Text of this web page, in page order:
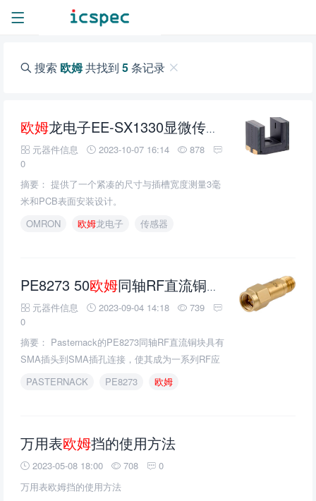
搜索 欧姆共找到 5条记录
欧姆龙电子EE-SX1330显微传感器的介绍、特性、及应用
元器件信息 2023-10-07 16:14
878
0
摘要： 提供了一个紧凑的尺寸与插槽宽度测量3毫
米和PCB表面安装设计。
OMRON
欧姆龙电子 传感器
PE8273 50欧姆同轴RF直流铜制块的介绍、特性、及应用
元器件信息 2023-09-04 14:18
739
0
摘要： Pasternack的PE8273同轴RF直流铜块具有
SMA插头到SMA插孔连接，使其成为一系列RF应
用的理想解决方案。
PASTERNACK PE8273 欧姆
万用表欧姆挡的使用方法
2023-05-08 18:00 708
0
万用表欧姆挡的使用方法